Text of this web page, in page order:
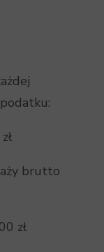
brutto
zł